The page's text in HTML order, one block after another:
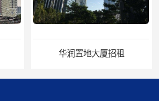
华润置地大厦招租